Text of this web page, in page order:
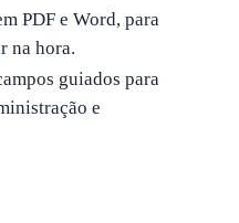
PDF e Word, para
na hora.
guiados para
e